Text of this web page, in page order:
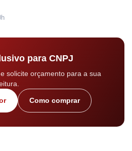
para CNPJ
solicite orçamento para a sua
Como comprar